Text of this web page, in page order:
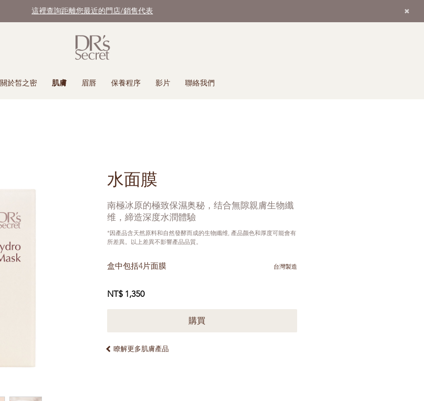
這裡查詢距離您最近的門店/銷售代表
關於皙之密 肌膚 眉唇 保養程序 影片 聯絡我們
水面膜
南極冰原的極致保濕奥秘，结合無隙親膚生物纖
维，締造深度水潤體驗
*因產品含天然原料和自然發酵而成的生物纖维, 產品颜色和厚度可能會有
所差異。以上差異不影響產品品質。
盒中包括4片面膜 台灣製造
NT$ 1,350
購買
瞭解更多肌膚產品